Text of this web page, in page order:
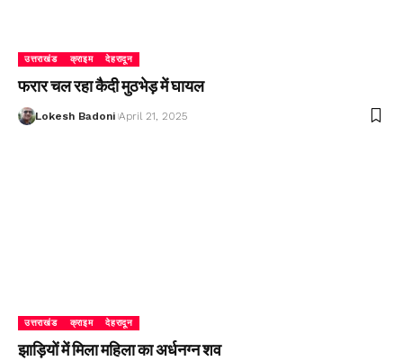
उत्तराखंड क्राइम देहरादून
फरार चल रहा कैदी मुठभेड़ में घायल
Lokesh Badoni April 21, 2025
उत्तराखंड क्राइम देहरादून
झाड़ियों में मिला महिला का अर्धनग्न शव